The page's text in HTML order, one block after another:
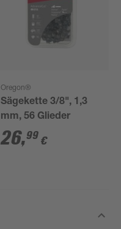
Oregon®
Sägekette 3/8", 1,3
mm, 56 Glieder
26,99 €